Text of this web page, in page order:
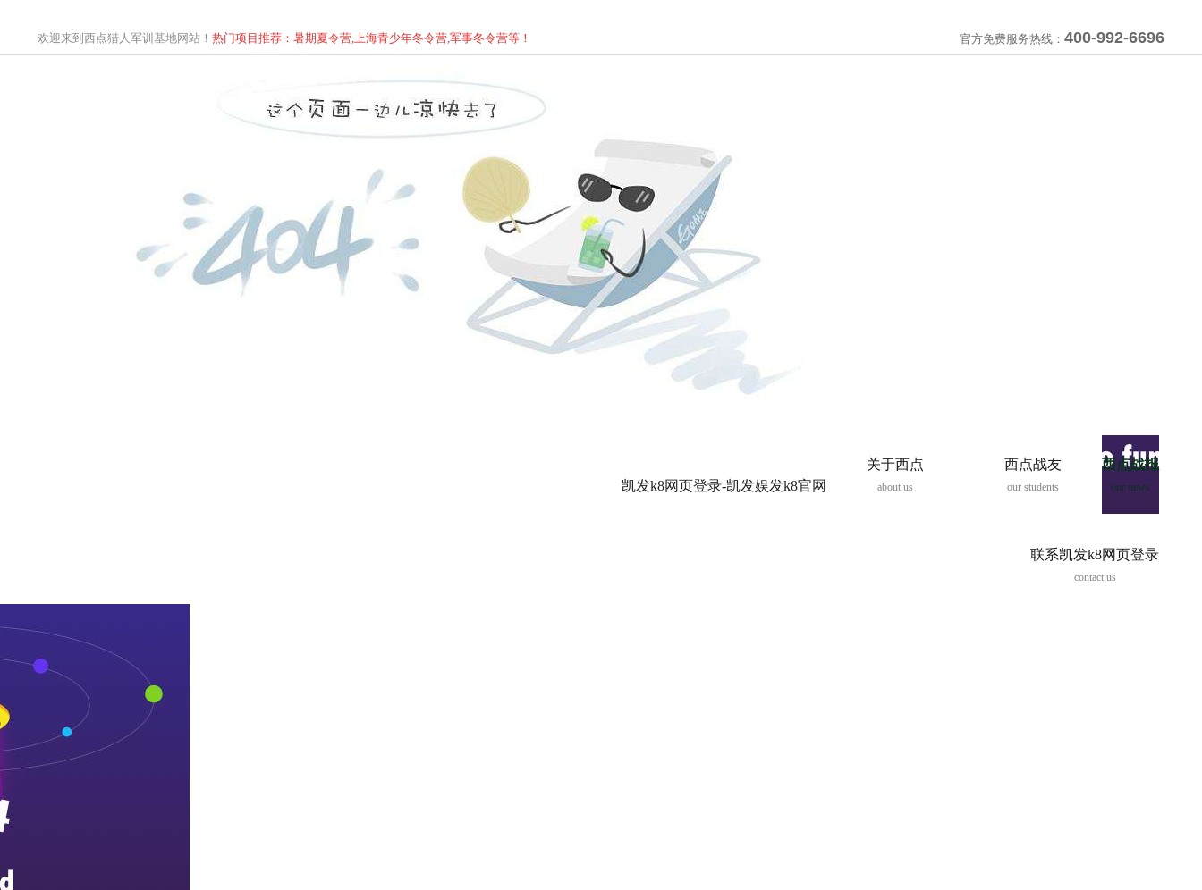
欢迎来到西点猎人军训基地网站！ 热门项目推荐：暑期夏令营,上海青少年冬令营,军事冬令营等！ 官方免费服务热线： 400-992-6696
凯发k8网页登录-凯发娱发k8官网
关于西点
about us
西点战友
our students
西点战报
our news
联系凯发k8网页登录
contact us